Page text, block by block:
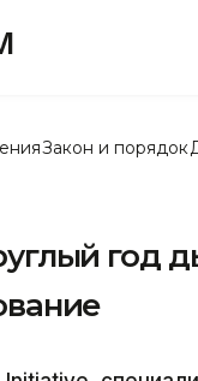
Закон и порядок
год